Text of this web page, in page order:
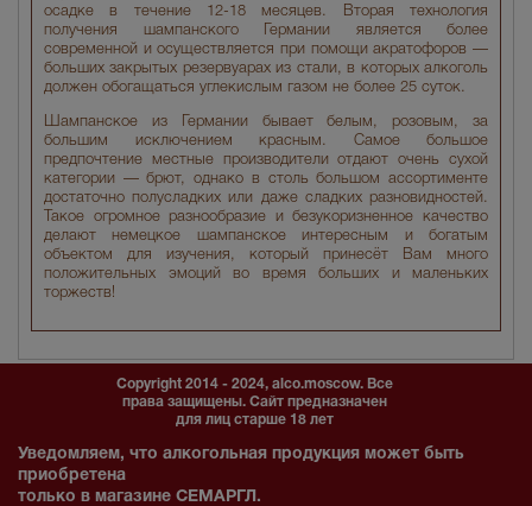
осадке в течение 12-18 месяцев. Вторая технология
получения шампанского Германии является более
современной и осуществляется при помощи акратофоров —
больших закрытых резервуарах из стали, в которых алкоголь
должен обогащаться углекислым газом не более 25 суток.
Шампанское из Германии бывает белым, розовым, за
большим исключением красным. Самое большое
предпочтение местные производители отдают очень сухой
категории — брют, однако в столь большом ассортименте
достаточно полусладких или даже сладких разновидностей.
Такое огромное разнообразие и безукоризненное качество
делают немецкое шампанское интересным и богатым
объектом для изучения, который принесёт Вам много
положительных эмоций во время больших и маленьких
торжеств!
Copyright 2014 - 2024, alco.moscow. Все
права защищены. Сайт предназначен
для лиц старше 18 лет
Уведомляем, что алкогольная продукция может быть
приобретена
только в магазине СЕМАРГЛ.